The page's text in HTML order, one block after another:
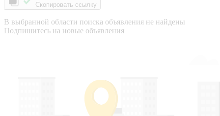
Скопировать ссылку
В выбранной области поиска объявления не найдены
Подпишитесь на новые объявления